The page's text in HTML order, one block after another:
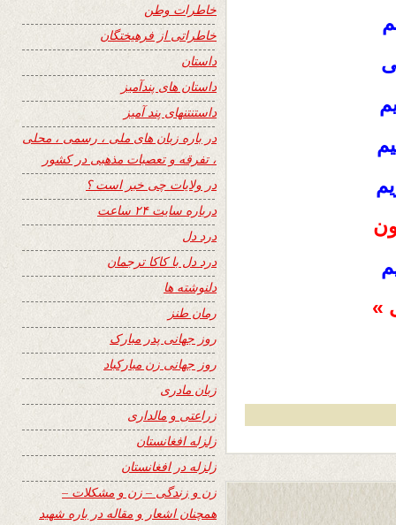
»
خاطرات وطن
خاطراتی از فرهیختگان
داستان
داستان های پندآمیز
داستنتنهای پند آمیز
در باره زبان های ملی ، رسمی ، محلی
، تفرقه و تعصبات مذهبی در کشور
در ولایات چی خبر است ؟
درباره سایت ۲۴ ساعت
درد دل
درد دل با کاکا ترجمان
دلنوشته ها
رمان طنز
روز جهانی پدر مبارک
روز جهانی زن مبارکباد
زبان مادری
زراعتی و مالداری
زلزله افغانستان
زلزله در افغانستان
زن و زندگی – زن و مشکلات –
همچنان اشعار و مقاله در باره شهید